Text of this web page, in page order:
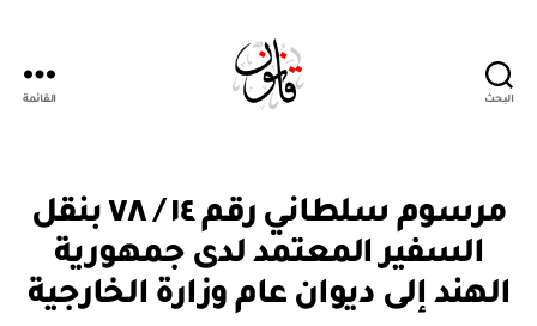
البحث القائمة
التصنيفات
س
مرسوم سلطاني رقم ١٤ / ٧٨ بنقل
السفير المعتمد لدى جمهورية
الهند إلى ديوان عام وزارة الخارجية
بو
س